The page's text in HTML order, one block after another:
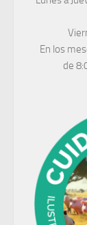
En los
de